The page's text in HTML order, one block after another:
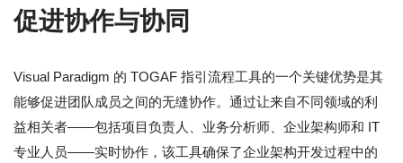
促进协作与协同
Visual Paradigm 的 TOGAF 指引流程工具的一个关键优势是其
能够促进团队成员之间的无缝协作。通过让来自不同领域的利
益相关者——包括项目负责人、业务分析师、企业架构师和 IT
专业人员——实时协作，该工具确保了企业架构开发过程中的